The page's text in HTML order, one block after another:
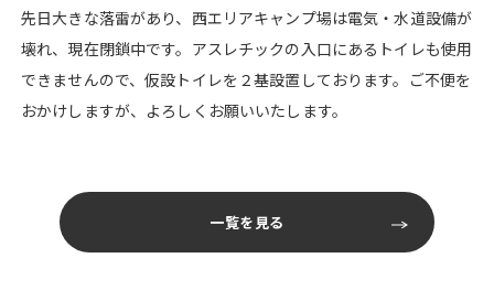
先日大きな落雷があり、西エリアキャンプ場は電気・水道設備が
壊れ、現在閉鎖中です。アスレチックの入口にあるトイレも使用
できませんので、仮設トイレを２基設置しております。ご不便を
おかけしますが、よろしくお願いいたします。
一覧を見る